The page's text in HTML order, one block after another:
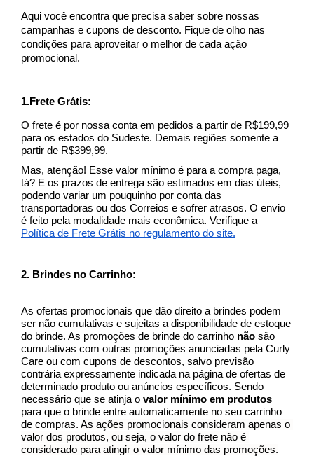
Aqui você encontra que precisa saber sobre nossas
campanhas e cupons de desconto. Fique de olho nas
condições para aproveitar o melhor de cada ação
promocional.
1.Frete Grátis:
O frete é por nossa conta em pedidos a partir de R$199,99
para os estados do Sudeste. Demais regiões somente a
partir de R$399,99.
Mas, atenção! Esse valor mínimo é para a compra paga,
tá? E os prazos de entrega são estimados em dias úteis,
podendo variar um pouquinho por conta das
transportadoras ou dos Correios e sofrer atrasos. O envio
é feito pela modalidade mais econômica. Verifique a
Política de Frete Grátis no regulamento do site.
2. Brindes no Carrinho:
As ofertas promocionais que dão direito a brindes podem
ser não cumulativas e sujeitas a disponibilidade de estoque
do brinde. As promoções de brinde do carrinho não são
cumulativas com outras promoções anunciadas pela Curly
Care ou com cupons de descontos, salvo previsão
contrária expressamente indicada na página de ofertas de
determinado produto ou anúncios específicos. Sendo
necessário que se atinja o valor mínimo em produtos
para que o brinde entre automaticamente no seu carrinho
de compras. As ações promocionais consideram apenas o
valor dos produtos, ou seja, o valor do frete não é
considerado para atingir o valor mínimo das promoções.